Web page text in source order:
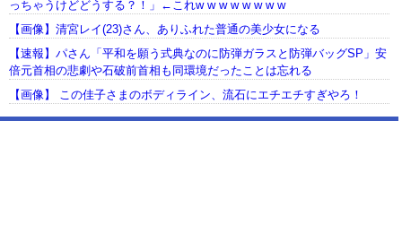
っちゃうけどどうする？！」←これw w w w w w w w
【画像】清宮レイ(23)さん、ありふれた普通の美少女になる
【速報】パさん「平和を願う式典なのに防弾ガラスと防弾バッグSP」安
倍元首相の悲劇や石破前首相も同環境だったことは忘れる
【画像】 この佳子さまのボディライン、流石にエチエチすぎやろ！
【動画】USJの禁止エリアに子どもたちが続々乱入 → スタッフが注意し